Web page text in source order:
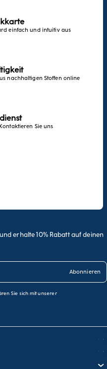
einfach und intuitiv aus
nachhaltigen Stoffen online
Sie uns
erhalte 10% Rabatt auf deinen
Abonnieren
Sie sich mit unserer